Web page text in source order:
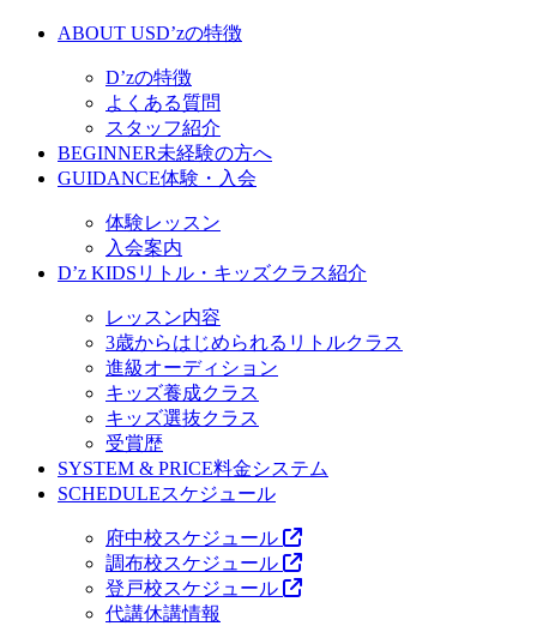
ABOUT USD’zの特徴
D’zの特徴
よくある質問
スタッフ紹介
BEGINNER未経験の方へ
GUIDANCE体験・入会
体験レッスン
入会案内
D’z KIDS リトル・キッズクラス紹介
レッスン内容
3歳からはじめられるリトルクラス
進級オーディション
キッズ養成クラス
キッズ選抜クラス
受賞歴
SYSTEM & PRICE料金システム
SCHEDULEスケジュール
府中校スケジュール
調布校スケジュール
登戸校スケジュール
代講休講情報